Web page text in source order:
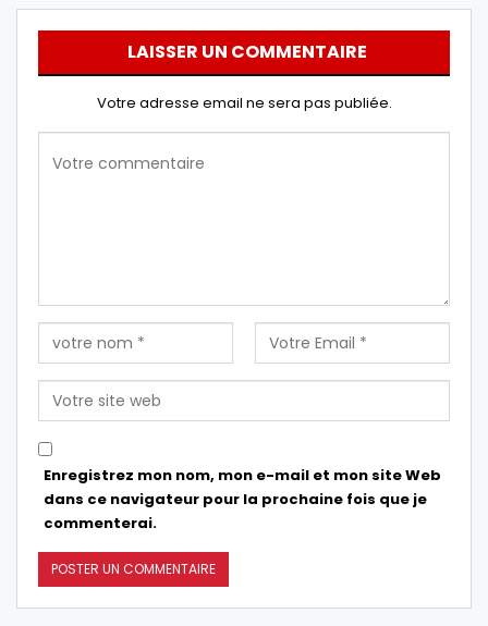
LAISSER UN COMMENTAIRE
Votre adresse email ne sera pas publiée.
Enregistrez mon nom, mon e-mail et mon site Web
dans ce navigateur pour la prochaine fois que je
commenterai.